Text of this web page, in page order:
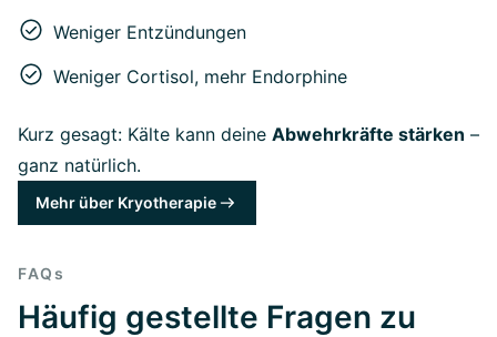
Weniger Entzündungen
Weniger Cortisol, mehr Endorphine
Kurz gesagt: Kälte kann deine Abwehrkräfte stärken –
ganz natürlich.
Mehr über Kryotherapie
FAQs
Häufig gestellte Fragen zu